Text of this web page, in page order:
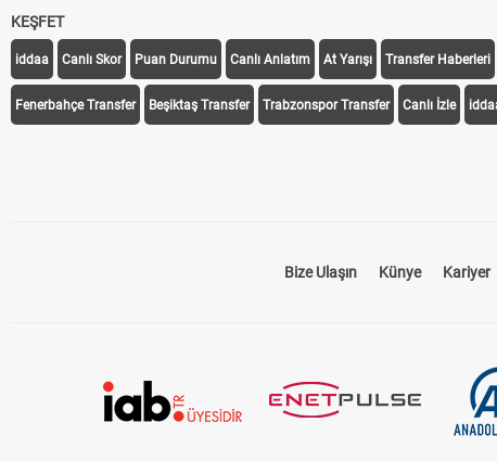
KEŞFET
iddaa Canlı Skor Puan Durumu Canlı Anlatım At Yarışı Transfer Haberleri
Fenerbahçe Transfer Beşiktaş Transfer Trabzonspor Transfer Canlı İzle
Bize Ulaşın Künye Kariyer